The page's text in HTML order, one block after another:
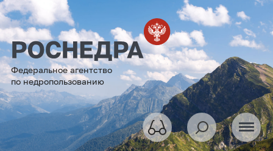
Федеральное агентство
по недропользованию